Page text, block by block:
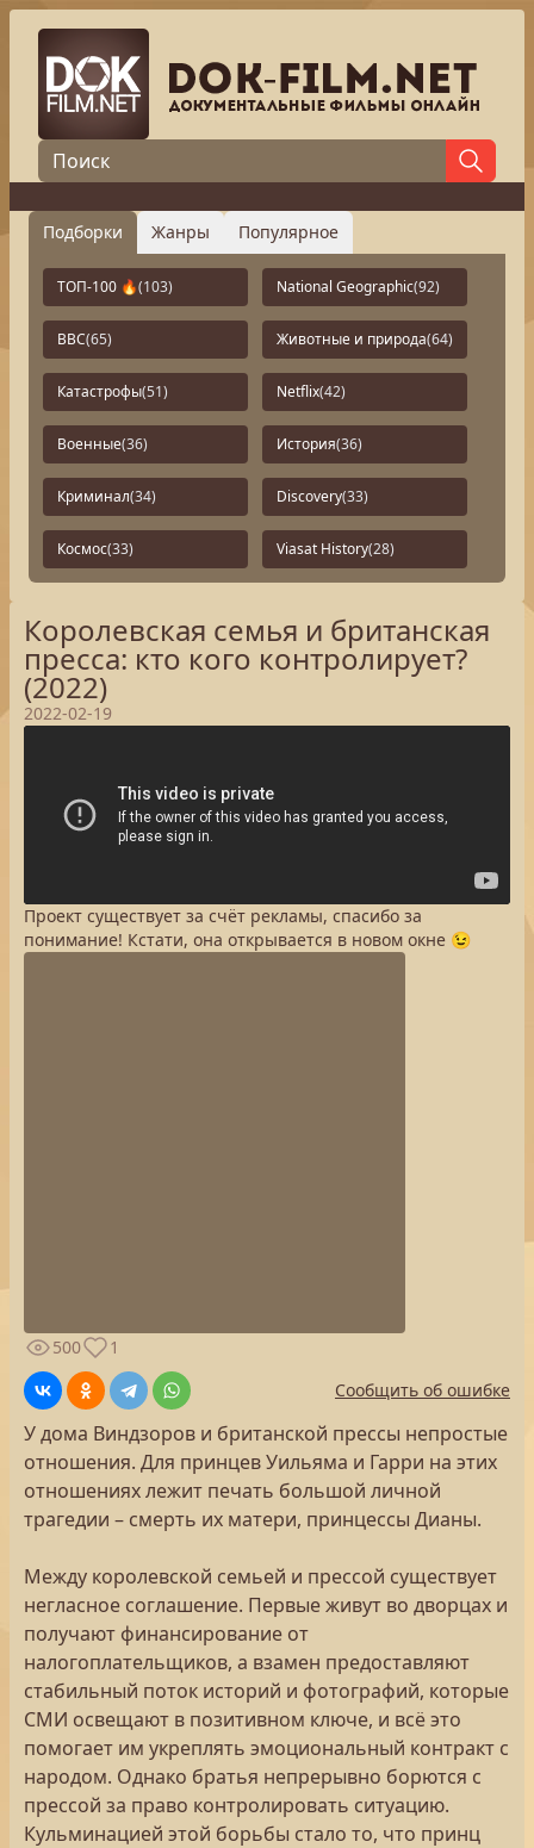
Подборки Жанры Популярное
ТОП-100 🔥(103) National Geographic(92)
BBC(65) Животные и природа(64)
Катастрофы(51) Netflix(42)
Военные(36) История(36)
Криминал(34) Discovery(33)
Космос(33) Viasat History(28)
Королевская семья и британская
пресса: кто кого контролирует?
(2022)
2022-02-19
Проект существует за счёт рекламы, спасибо за
понимание! Кстати, она открывается в новом окне 😉
500
1
Сообщить об ошибке
У дома Виндзоров и британской прессы непростые
отношения. Для принцев Уильяма и Гарри на этих
отношениях лежит печать большой личной
трагедии – смерть их матери, принцессы Дианы.
Между королевской семьей и прессой существует
негласное соглашение. Первые живут во дворцах и
получают финансирование от
налогоплательщиков, а взамен предоставляют
стабильный поток историй и фотографий, которые
СМИ освещают в позитивном ключе, и всё это
помогает им укреплять эмоциональный контракт с
народом. Однако братья непрерывно борются с
прессой за право контролировать ситуацию.
Кульминацией этой борьбы стало то, что принц